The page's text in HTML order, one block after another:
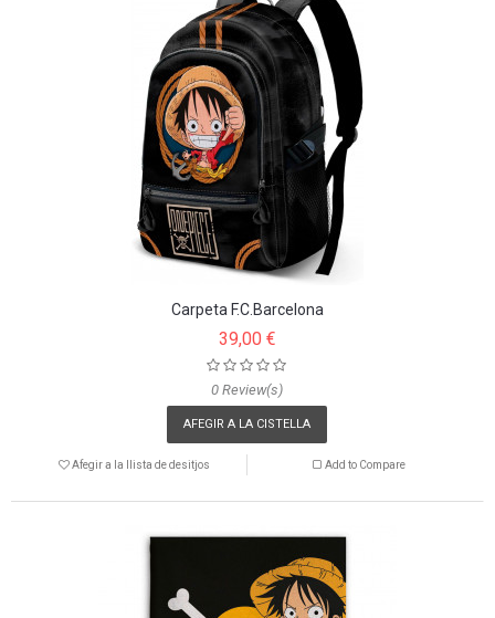
Carpeta F.C.Barcelona
39,00 €
0 Review(s)
AFEGIR A LA CISTELLA
Afegir a la llista de desitjos Add to Compare